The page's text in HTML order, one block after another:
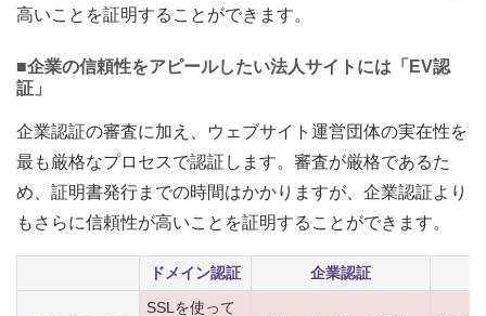
高いことを証明することができます。
■企業の信頼性をアピールしたい法人サイトには「EV認
証」
企業認証の審査に加え、ウェブサイト運営団体の実在性を
最も厳格なプロセスで認証します。審査が厳格であるた
め、証明書発行までの時間はかかりますが、企業認証より
もさらに信頼性が高いことを証明することができます。
ドメイン認証 企業認証
SSLを使って